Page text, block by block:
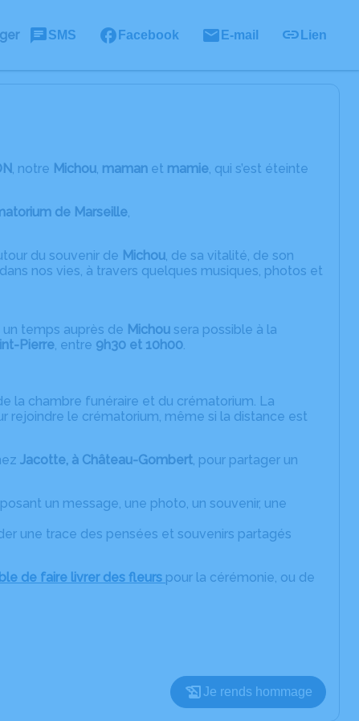
SMS Facebook E-mail Lien
, notre Michou, maman et mamie, qui s’est éteinte
de Marseille,
du souvenir de Michou, de sa vitalité, de son
nos vies, à travers quelques musiques, photos et
temps auprès de Michou sera possible à la
Pierre, entre 9h30 et 10h00.
la chambre funéraire et du crématorium. La
rejoindre le crématorium, même si la distance est
Jacotte, à Château-Gombert, pour partager un
un message, une photo, un souvenir, une
une trace des pensées et souvenirs partagés
de faire livrer des fleurs pour la cérémonie, ou de
Je rends hommage